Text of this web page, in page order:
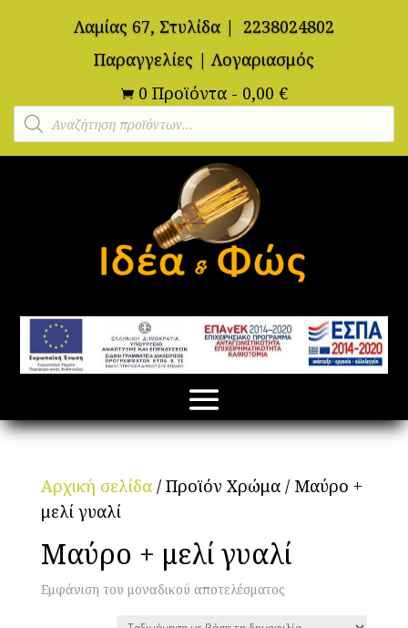
Λαμίας 67, Στυλίδα |
2238024802
Παραγγελίες | Λογαριασμός
 0 Προϊόντα - 0,00 €
Αναζήτηση
προϊόντων
Αρχική σελίδα/ Προϊόν Χρώμα / Μαύρο +
μελί γυαλί
Μαύρο + μελί γυαλί
Εμφάνιση του μοναδικού αποτελέσματος